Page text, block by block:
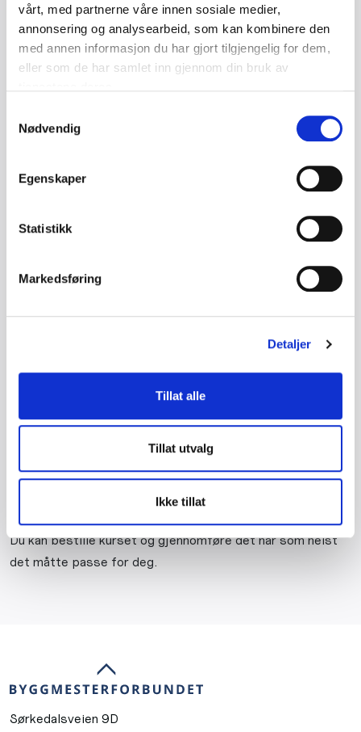
vårt, med partnerne våre innen sosiale medier,
annonsering og analysearbeid, som kan kombinere den
med annen informasjon du har gjort tilgjengelig for dem,
eller som de har samlet inn gjennom din bruk av
Nødvendig
Egenskaper
Statistikk
Markedsføring
Detaljer
Tillat alle
Tillat utvalg
Ikke tillat
ytelseskravene du må prosjektere etter.
Målgruppe
De som påtar seg prosjekteringsansvar, og utførende som
Målsetting
forskrifter, samt kunnskap om hva en prosjektering må
Innhold
Myndighetskrav - pbl. med forskrifter
Grensesnitt mot andre foretak
Koordinere andre fag, produkter, produktvalg og
Lønnsomhet, risiko og ansvarsfordeling
Gjennomføring
3 timers E-læringskurs. Kursets varighet er inkludert
beregnet tid til oppgaveløsing underveis.
Du kan bestille kurset og gjennomføre det når som helst
det måtte passe for deg.
Sørkedalsveien 9D